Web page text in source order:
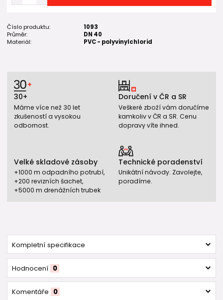
Číslo produktu:
1093
Průměr:
DN 40
Materiál:
PVC - polyvinylchlorid
30+
Máme více než 30 let
zkušeností a vysokou
odbornost.
Doručení v ČR a SR
Veškeré zboží vám doručíme
kamkoliv v ČR a SR. Cenu
dopravy víte ihned.
Velké skladové zásoby
+1000 m odpadního potrubí,
+200 revizních šachet,
+5000 m drenážních trubek
Technické poradenství
Unikátní návody. Zavolejte,
poradíme.
Kompletní specifikace
Hodnocení 0
Komentáře 0